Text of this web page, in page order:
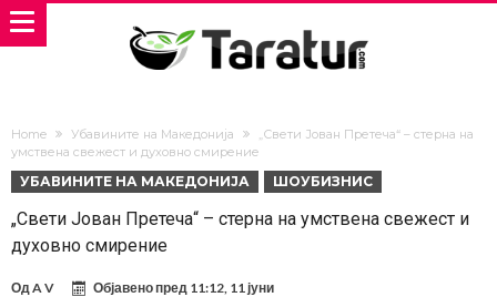
Home Убавините на Македонија
„Свети Јован Претеча“ – стерна на
умствена свежест и духовно смирение
УБАВИНИТЕ НА МАКЕДОНИЈА ШОУБИЗНИС
„Свети Јован Претеча“ – стерна на умствена свежест и
духовно смирение
ОдA V Објавено пред 11:12, 11 јуни